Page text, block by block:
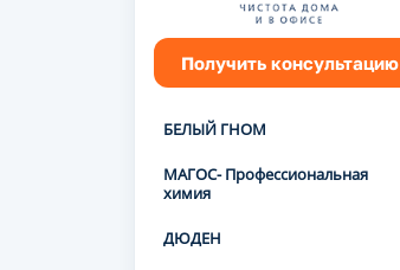
Получить консультацию
БЕЛЫЙ ГНОМ
МАГОС- Профессиональная
химия
ДЮДЕН